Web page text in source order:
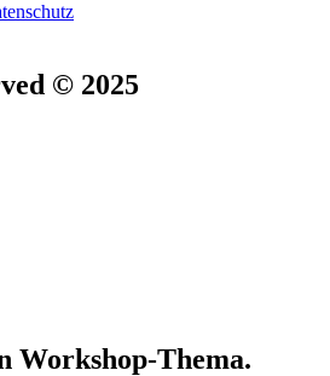
© 2025
Workshop-Thema.